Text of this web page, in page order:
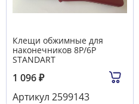
Клещи обжимные для
наконечников 8P/6P
STANDART
1 096₽
Артикул 2599143